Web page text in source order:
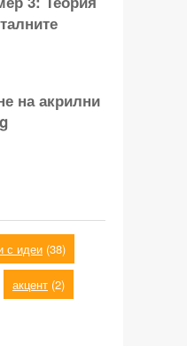
на акрилни
с идеи (38)
акцент (2)